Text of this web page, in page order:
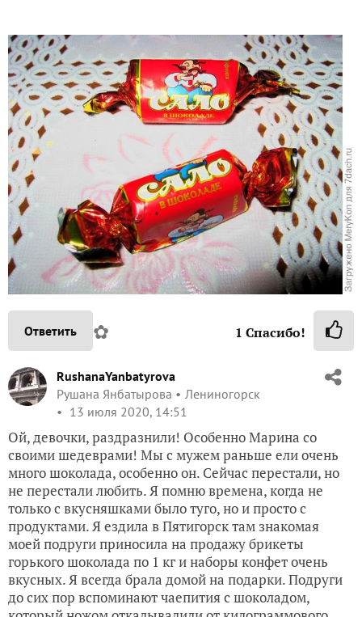
Ответить ✿ 1 Спасибо!
RushanaYanbatyrova
Рушана Янбатырова
Лениногорск
13 июля 2020, 14:51
Ой, девочки, раздразнили! Особенно Марина со
своими шедеврами! Мы с мужем раньше ели очень
много шоколада, особенно он. Сейчас перестали, но
не перестали любить. Я помню времена, когда не
только с вкусняшками было туго, но и просто с
продуктами. Я ездила в Пятигорск там знакомая
моей подруги приносила на продажу брикеты
горького шоколада по 1 кг и наборы конфет очень
вкусных. Я всегда брала домой на подарки. Подруги
до сих пор вспоминают чаепития с шоколадом,